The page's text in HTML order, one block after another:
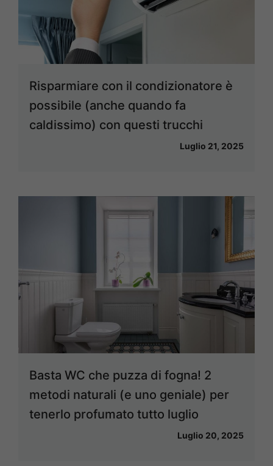
Risparmiare con il condizionatore è
possibile (anche quando fa
caldissimo) con questi trucchi
Luglio 21, 2025
Basta WC che puzza di fogna! 2
metodi naturali (e uno geniale) per
tenerlo profumato tutto luglio
Luglio 20, 2025